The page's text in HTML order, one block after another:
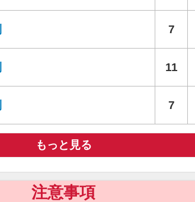
7
11
7
もっと見る
注意事項